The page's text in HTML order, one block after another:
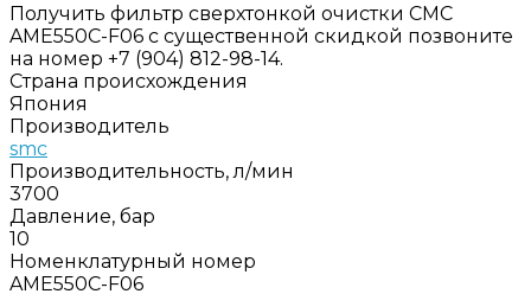
Получить фильтр сверхтонкой очистки СМС
AME550C-F06 с существенной скидкой позвоните
на номер +7 (904) 812-98-14.
Страна происхождения
Япония
Производитель
smc
Производительность, л/мин
3700
Давление, бар
10
Номенклатурный номер
AME550C-F06